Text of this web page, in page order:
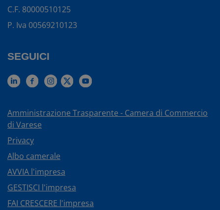
C.F. 80000510125
P. Iva 00569210123
SEGUICI
Amministrazione Trasparente - Camera di Commercio
di Varese
Privacy
Albo camerale
AVVIA l'impresa
GESTISCI l'impresa
FAI CRESCERE l'impresa